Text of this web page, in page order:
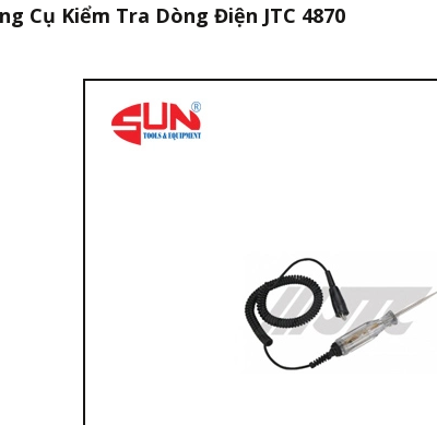
Cụ Kiểm Tra Dòng Điện JTC 4870